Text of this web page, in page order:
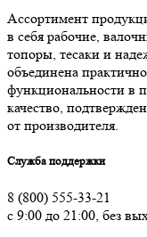
Ассортимент
в себя рабочие,
топоры, тесаки и
объединена
функциональности в
качество,
от производителя.
Служба поддержки
8 (800) 555-33-21
с 9:00 до 21:00, без